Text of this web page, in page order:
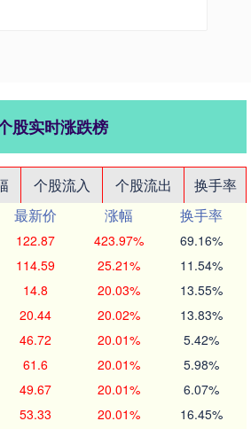
股实时涨跌榜
个股流入 个股流出
换手率
最新价 涨幅
换手率
122.87 423.97% 69.16%
114.59 25.21% 11.54%
14.8 20.03% 13.55%
20.44 20.02% 13.83%
46.72 20.01% 5.42%
61.6 20.01% 5.98%
49.67 20.01% 6.07%
53.33 20.01% 16.45%